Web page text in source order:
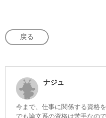
戻る
ナジュ
今まで、仕事に関係する資格
でも論文系の資格は苦手なの